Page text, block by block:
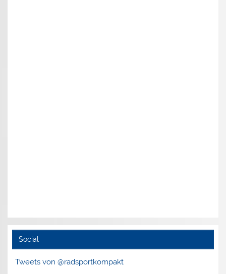
Social
Tweets von @radsportkompakt